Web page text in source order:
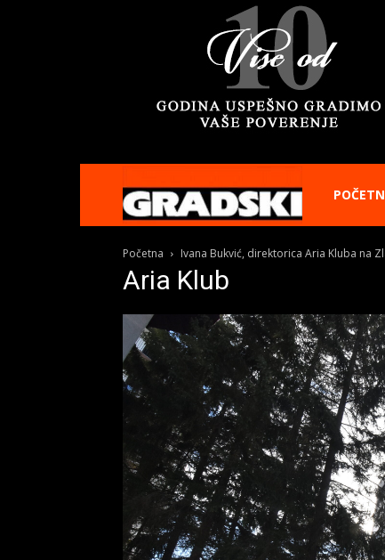
Gradski
Online
Kikinda
Početna Ivana Bukvić, direktorica Aria Kluba na
Aria Klub